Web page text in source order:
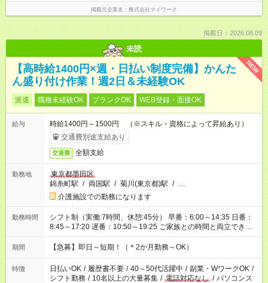
掲載元企業名 株式会社マイワーク
掲載日：2026.08.09
未読
NEW
【高時給1400円×週・日払い制度完備】かんた
ん盛り付け作業！週2日＆未経験OK
派遣 職種未経験OK ブランクOK WEB登録・面接OK
給与
時給1400円～1500円 （※スキル・資格によって昇給あり）
交通費別途支給あり
交通費 全額支給
勤務地
東京都墨田区
錦糸町駅 / 両国駅 / 菊川(東京都)駅 / …
介護施設での勤務になります
勤務時間
シフト制（実働:7時間、休憩:45分） 早番：6:00～14:35 日番：
8:45～17:20 遅番：10:50～19:25 ご家族との時間と両立できま
す！ ※時間帯にご希望がございましたらお気軽にご相談くださ
い。
期間 【急募】即日～短期！（＊2か月勤務～OK）
特徴 日払いOK / 履歴書不要 / 40～50代活躍中 / 副業・WワークOK /
シフト勤務 / 10名以上の大量募集 / 電話対応なし / パソコンス